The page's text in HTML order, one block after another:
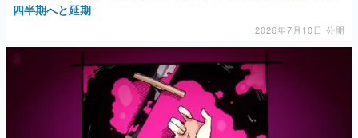
カテゴリ
四半期へと延期
2026年7月10日 公開